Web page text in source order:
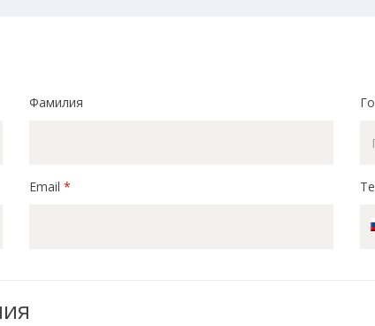
Фамилия
Email*